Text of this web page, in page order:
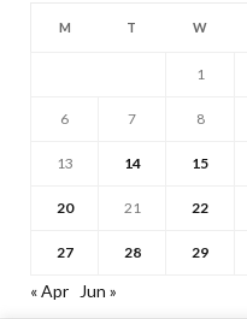
M T W
1
6 7 8
13 14 15
20 21 22
27 28 29
« Apr Jun »